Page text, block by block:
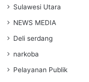
Sulawesi Utara
NEWS MEDIA
Deli serdang
narkoba
Pelayanan Publik